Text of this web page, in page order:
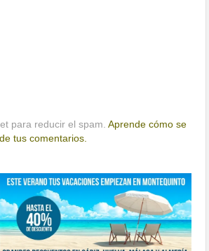
para reducir el spam.Aprende cómo se
tus comentarios.